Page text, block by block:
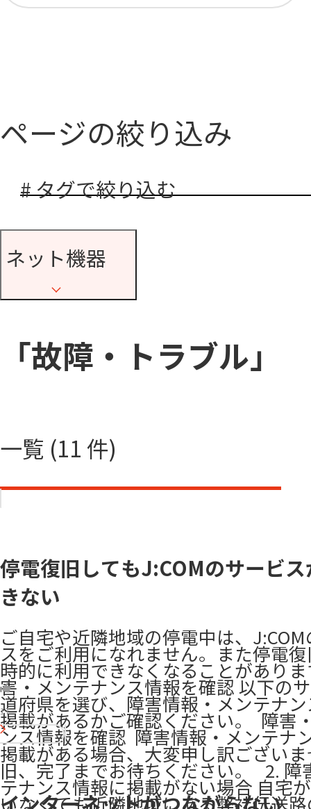
ページの絞り込み
# タグで絞り込む
ネット機器
「故障・トラブル」
一覧 (11 件)
停電復旧してもJ:COMのサービ
きない
ご自宅や近隣地域の停電中は、
スをご利用になれません。また停電
時的に利用できなくなることがありま
害・メンテナンス情報を確認 以下の
道府県を選び、障害情報・メンテナ
掲載があるかご確認ください。 ​ 障害
ンス情報を確認 ​ 障害情報・メンテナ
掲載がある場合、大変申し訳ござい
旧、完了までお待ちください。 ​ ​ 2. 障
テナンス情報に掲載がない場合 自宅
いなくても近隣地域にある弊社伝送
17
インターネットがつながらない